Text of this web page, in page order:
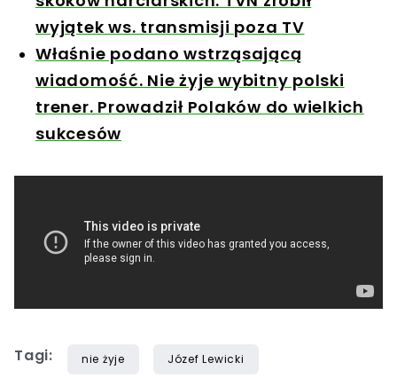
wyjątek ws. transmisji poza TV
Właśnie podano wstrząsającą
wiadomość. Nie żyje wybitny polski
trener. Prowadził Polaków do wielkich
sukcesów
Tagi: nie żyje Józef Lewicki